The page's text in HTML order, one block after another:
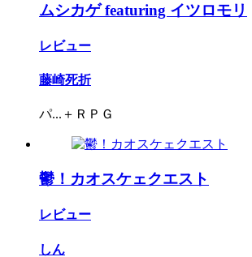
ムシカゲ featuring イツロモリ
レビュー
藤崎死折
パ...＋ＲＰＧ
鬱！カオスケェクエスト
レビュー
しん